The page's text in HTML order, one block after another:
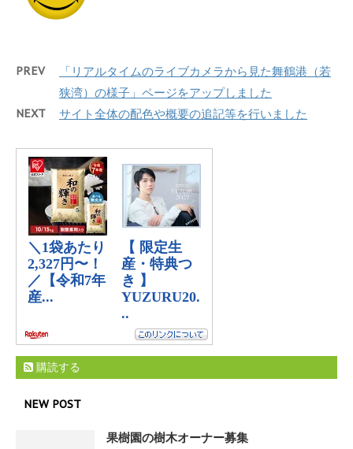
PREV
「リアルタイムのライブカメラから見た舞鶴港（若
狭湾）の様子」ページをアップしました
NEXT サイト全体の配色や概要の追記等を行いました
購読する
NEW POST
果樹園の樹木オーナー募集